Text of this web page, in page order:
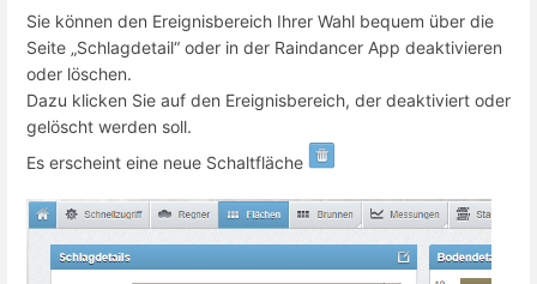
Sie können den Ereignisbereich Ihrer Wahl bequem über die
Seite „Schlagdetail“ oder in der Raindancer App deaktivieren
oder löschen.
Dazu klicken Sie auf den Ereignisbereich, der deaktiviert oder
gelöscht werden soll.
Es erscheint eine neue Schaltfläche